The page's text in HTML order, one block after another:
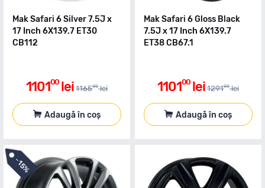
Mak Safari 6 Silver 7.5J x
17 Inch 6X139.7 ET30
CB112
110100 lei 116500 lei
Adaugă în coș
Mak Safari 6 Gloss Black
7.5J x 17 Inch 6X139.7
ET38 CB67.1
110100 lei 129100 lei
Adaugă în coș
-15%